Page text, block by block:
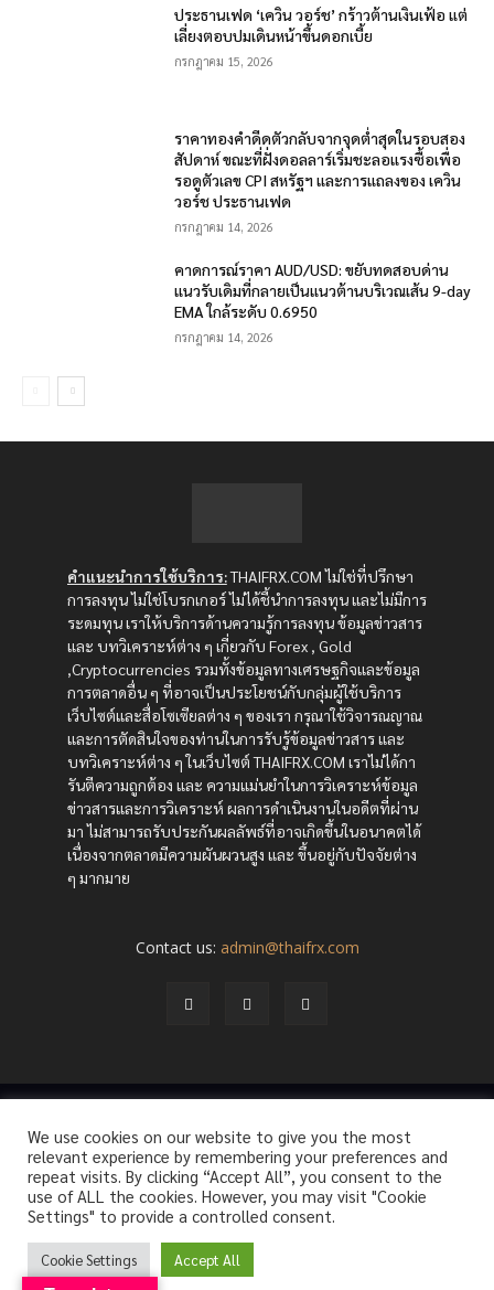
ประธานเฟด ‘เควิน วอร์ช’ กร้าวต้านเงินเฟ้อ แต่
เลี่ยงตอบปมเดินหน้าขึ้นดอกเบี้ย
กรกฎาคม 15, 2026
ราคาทองคำดีดตัวกลับจากจุดต่ำสุดในรอบสอง
สัปดาห์ ขณะที่ฝั่งดอลลาร์เริ่มชะลอแรงซื้อเพื่อ
รอดูตัวเลข CPI สหรัฐฯ และการแถลงของ เควิน
วอร์ช ประธานเฟด
กรกฎาคม 14, 2026
คาดการณ์ราคา AUD/USD: ขยับทดสอบด่าน
แนวรับเดิมที่กลายเป็นแนวต้านบริเวณเส้น 9-day
EMA ใกล้ระดับ 0.6950
กรกฎาคม 14, 2026
คำแนะนำการใช้บริการ:THAIFRX.COM ไม่ใช่ที่ปรึกษา
การลงทุน ไม่ใช่โบรกเกอร์ ไม่ได้ชี้นำการลงทุน และไม่มีการ
ระดมทุน เราให้บริการด้านความรู้การลงทุน ข้อมูลข่าวสาร
และ บทวิเคราะห์ต่าง ๆ เกี่ยวกับ Forex , Gold
,Cryptocurrencies รวมทั้งข้อมูลทางเศรษฐกิจและข้อมูล
การตลาดอื่น ๆ ที่อาจเป็นประโยชน์กับกลุ่มผู้ใช้บริการ
เว็บไซต์และสื่อโซเซียลต่าง ๆ ของเรา กรุณาใช้วิจารณญาณ
และการตัดสินใจของท่านในการรับรู้ข้อมูลข่าวสาร และ
บทวิเคราะห์ต่าง ๆ ในเว็บไซต์ THAIFRX.COM เราไม่ได้กา
รันตีความถูกต้อง และ ความแม่นยำในการวิเคราะห์ข้อมูล
ข่าวสารและการวิเคราะห์ ผลการดำเนินงานในอดีตที่ผ่าน
มา ไม่สามารถรับประกันผลลัพธ์ที่อาจเกิดขึ้นในอนาคตได้
เนื่องจากตลาดมีความผันผวนสูง และ ขึ้นอยู่กับปัจจัยต่าง
ๆ มากมาย
Contact us: admin@thaifrx.com
HOME ANALYSIS BY THAIFRX NEWSTODAY
CRYPTO
KNOWLEDGE
We use cookies on our website to give you the most
relevant experience by remembering your preferences and
repeat visits. By clicking “Accept All”, you consent to the
use of ALL the cookies. However, you may visit "Cookie
Settings" to provide a controlled consent.
Cookie Settings
Accept All